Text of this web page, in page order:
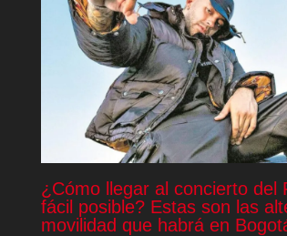
¿Cómo llegar al concierto del
fácil posible? Estas son las
movilidad que habrá en